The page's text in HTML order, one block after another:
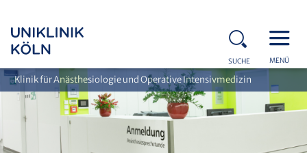
SUCHE MENÜ
Klinik für Anästhesiologie und Operative Intensivmedizin